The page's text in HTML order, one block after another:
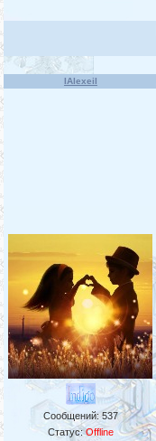
IAlexeiI
Сообщений:537
Статус:Offline